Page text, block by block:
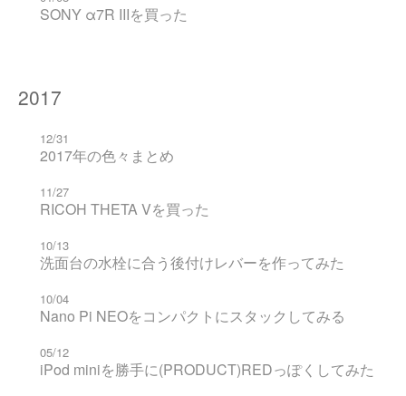
SONY α7R IIIを買った
2017
12/31
2017年の色々まとめ
11/27
RICOH THETA Vを買った
10/13
洗面台の水栓に合う後付けレバーを作ってみた
10/04
Nano Pi NEOをコンパクトにスタックしてみる
05/12
iPod miniを勝手に(PRODUCT)REDっぽくしてみた